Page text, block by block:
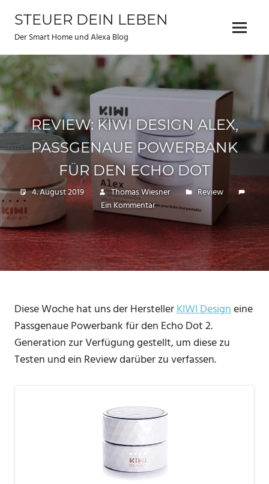
Inhalt
springen
STEUER DEIN LEBEN
Der Smart Home und Alexa Blog Menu
REVIEW: KIWI DESIGN ALEX,
PASSGENAUE POWERBANK
FÜR DEN ECHO DOT
4. August 2019 Thomas Wiesner
Review
Ein Kommentar
Diese Woche hat uns der HerstellerKIWI Designeine
Passgenaue Powerbank für den Echo Dot 2.
Generation zur Verfügung gestellt, um diese zu
Testen und ein Review darüber zu verfassen.